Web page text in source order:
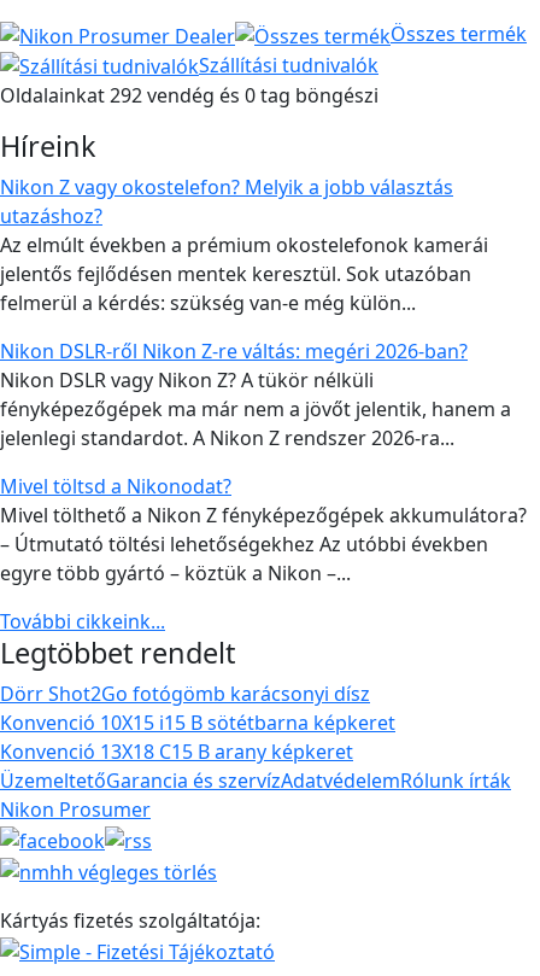
Összes termék
Szállítási tudnivalók
Oldalainkat 292 vendég és 0 tag böngészi
Híreink
Nikon Z vagy okostelefon? Melyik a jobb választás
utazáshoz?
Az elmúlt években a prémium okostelefonok kamerái
jelentős fejlődésen mentek keresztül. Sok utazóban
felmerül a kérdés: szükség van-e még külön...
Nikon DSLR-ről Nikon Z-re váltás: megéri 2026-ban?
Nikon DSLR vagy Nikon Z? A tükör nélküli
fényképezőgépek ma már nem a jövőt jelentik, hanem a
jelenlegi standardot. A Nikon Z rendszer 2026-ra...
Mivel töltsd a Nikonodat?
Mivel tölthető a Nikon Z fényképezőgépek akkumulátora?
– Útmutató töltési lehetőségekhez Az utóbbi években
egyre több gyártó – köztük a Nikon –...
További cikkeink...
Legtöbbet rendelt
Dörr Shot2Go fotógömb karácsonyi dísz
Konvenció 10X15 i15 B sötétbarna képkeret
Konvenció 13X18 C15 B arany képkeret
ÜzemeltetőGarancia és szervízAdatvédelemRólunk írták
Nikon Prosumer
Kártyás fizetés szolgáltatója: